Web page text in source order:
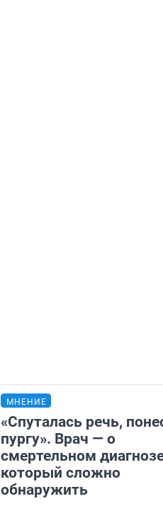
МНЕНИЕ
«Спуталась речь,
пургу». Врач — о
смертельном
который сложно
обнаружить